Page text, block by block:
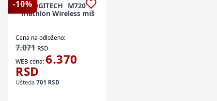
-10%LOGITECH_ M720
Triathlon Wireless miš
Cena na odloženo:
7.071 RSD
WEB cena:6.370
RSD
Ušteda 701 RSD